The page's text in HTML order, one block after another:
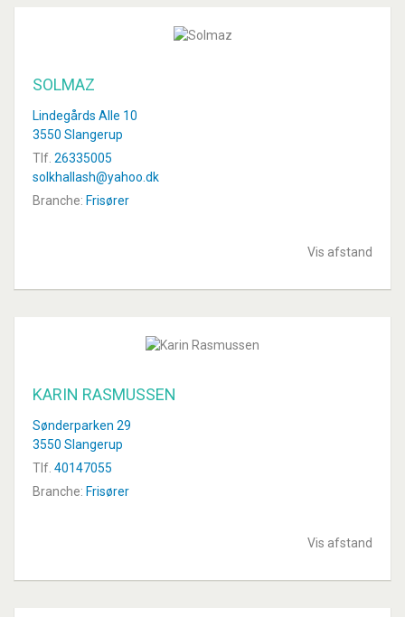
SOLMAZ
Lindegårds Alle 10
3550 Slangerup
Tlf. 26335005
solkhallash@yahoo.dk
Branche: Frisører
Vis afstand
KARIN RASMUSSEN
Sønderparken 29
3550 Slangerup
Tlf. 40147055
Branche: Frisører
Vis afstand